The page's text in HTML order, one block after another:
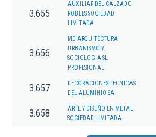
3.655
AUXILIAR DEL CALZADO
ROBLES SOCIEDAD
LIMITADA.
3.656
MD ARQUITECTURA
URBANISMO Y
SOCIOLOGIA SL
PROFESIONAL
3.657
DECORACIONES TECNICAS
DEL ALUMINIO SA
3.658
ARTE Y DISEÑO EN METAL
SOCIEDAD LIMITADA.